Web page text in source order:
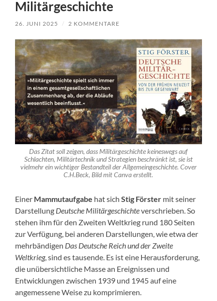
Militärgeschichte
26. JUNI 2025 / 2 KOMMENTARE
Das Zitat soll zeigen, dass Militärgeschichte keineswegs auf
Schlachten, Militärtechnik und Strategien beschränkt ist, sie ist
vielmehr ein wichtiger Bestandteil der Allgemeingeschichte. Cover
C.H.Beck, Bild mit Canva erstellt.
Einer Mammutaufgabe hat sichStig Förster mit seiner
Darstellung Deutsche Militärgeschichteverschrieben. So
stehen ihm für den Zweiten Weltkrieg rund 180 Seiten
zur Verfügung, bei anderen Darstellungen, wie etwa der
mehrbändigen Das Deutsche Reich und der Zweite
Weltkrieg, sind es tausende. Es ist eine Herausforderung,
die unübersichtliche Masse an Ereignissen und
Entwicklungen zwischen 1939 und 1945 auf eine
angemessene Weise zu komprimieren.